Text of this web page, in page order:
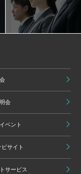
会
ベント
サイト
サービス